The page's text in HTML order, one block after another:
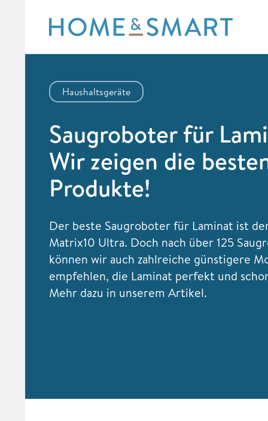
content
Haushaltsgeräte
Saugroboter für
Wir zeigen die
Produkte!
Der beste Saugroboter für Laminat ist
Matrix10 Ultra. Doch nach über 125
können wir auch zahlreiche günstigere
empfehlen, die Laminat perfekt und
Mehr dazu in unserem Artikel.